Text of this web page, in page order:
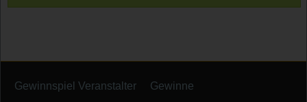
Gewinnspiel Veranstalter Gewinne